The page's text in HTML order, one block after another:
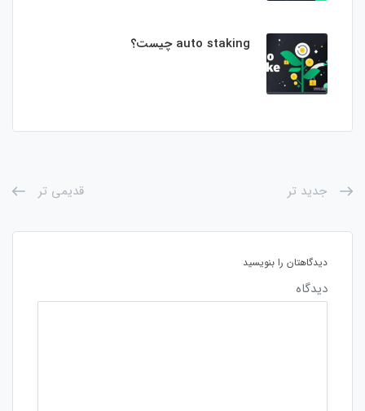
auto staking چیست؟
جدید تر قدیمی تر
دیدگاهتان را بنویسید
دیدگاه